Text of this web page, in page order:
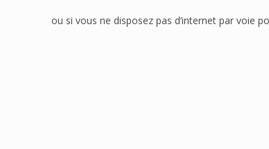
ou si vous ne disposez pas d’internet par voie